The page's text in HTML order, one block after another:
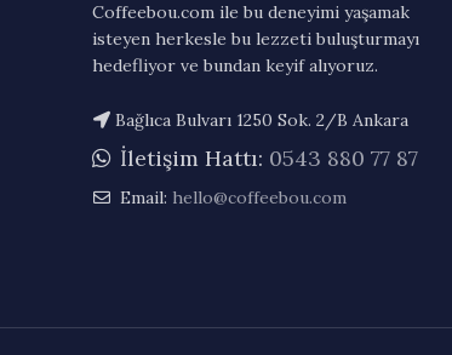
Coffeebou.com ile bu deneyimi yaşamak
isteyen herkesle bu lezzeti buluşturmayı
hedefliyor ve bundan keyif alıyoruz.
Bağlıca Bulvarı 1250 Sok. 2/B Ankara
İletişim Hattı: 0543 880 77 87
Email: hello@coffeebou.com